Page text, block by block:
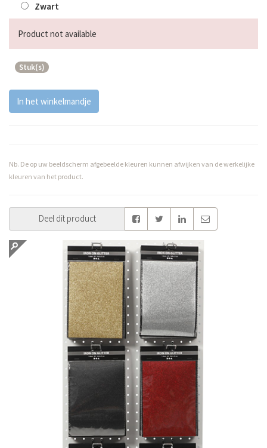
Zwart
Product not available
Stuk(s)
In het winkelmandje
Nb. De op uw beeldscherm afgebeelde kleuren kunnen afwijken van de werkelijke
kleuren van het product.
Deel dit product